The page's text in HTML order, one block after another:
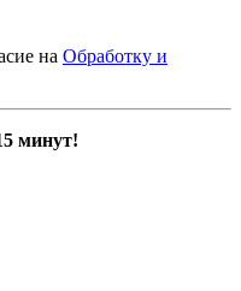
на Обработку и
минут!